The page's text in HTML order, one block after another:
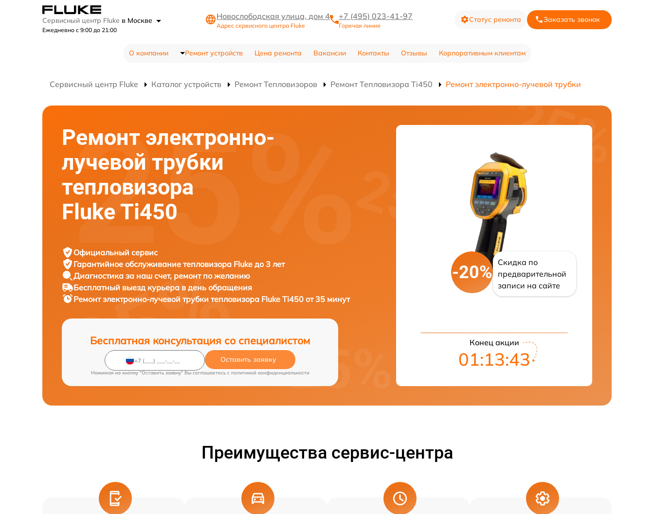
Сервисный центр Fluke в Москве
Ежедневно с 9:00 до 21:00
Новослободская улица, дом 4
Адрес сервисного центра Fluke
+7 (495) 023-41-97
Горячая линия
Статус ремонта Заказать звонок
О компании Ремонт устройств Цена ремонта Вакансии Контакты Отзывы Корпоративным клиентам
Сервисный центр Fluke Каталог устройств Ремонт Тепловизоров Ремонт Тепловизора Ti450 Ремонт электронно-лучевой трубки
Ремонт электронно-
лучевой трубки
тепловизора
Fluke Ti450
Официальный сервис
Гарантийное обслуживание тепловизора Fluke до 3 лет
Диагностика за наш счет, ремонт по желанию
Бесплатный выезд курьера в день обращения
Ремонт электронно-лучевой трубки тепловизора Fluke Ti450 от 35 минут
Бесплатная консультация со специалистом
Оставить заявку
Нажимая на кнопку "Оставить заявку" Вы соглашаетесь c политикой конфиденциальности
-20%
Скидка по
предварительной
записи на сайте
Конец акции
01:13:42
Преимущества сервис-центра